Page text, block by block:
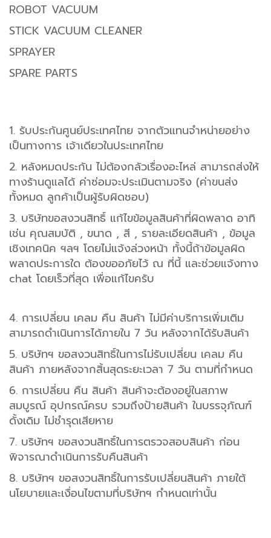
ROBOT VACUUM
STICK VACUUM CLEANER
SPRAYER
SPARE PARTS
1. รับประกันศูนย์ประเทศไทย จากตัวแทนจำหน่ายอย่าง
เป็นทางการ เจ้าเดียวในประเทศไทย
2. หลังหมดประกัน ไม่ต้องกลัวเรื่องอะไหล่ สามารถส่งให้
ทางร้านดูแลได้ ค่าซ่อมจะประเมินตามจริง (ค่าขนส่ง
ทั้งหมด ลูกค้าเป็นผู้รับผิดชอบ)
3. บริษัทขอสงวนสิทธิ์ แก้ไขข้อมูลสินค้าที่ผิดพลาด อาทิ
เช่น คุณสมบัติ , ขนาด , สี , รายละเอียดสินค้า , ข้อมูล
เชิงเทคนิค ฯลฯ โดยไม่แจ้งล่วงหน้า ทั้งนี้ถ้าข้อมูลผิด
พลาดประการใด ต้องขออภัยไว้ ณ ที่นี้ และช่วยแจ้งทาง
chat โดยเร็วที่สุด เพื่อแก้ไขครับ
4. การเปลี่ยน เคลม คืน สินค้า ไม่มีค่าบริการเพิ่มเติม
สามารถดำเนินการได้ภายใน 7 วัน หลังจากได้รับสินค้า
5. บริษัทฯ ขอสงวนสิทธิ์ในการไม่รับเปลี่ยน เคลม คืน
สินค้า ภายหลังจากสิ้นสุดระยะเวลา 7 วัน ตามที่กำหนด
6. การเปลี่ยน คืน สินค้า สินค้าจะต้องอยู่ในสภาพ
สมบูรณ์ อุปกรณ์ครบ รวมถึงป้ายสินค้า ในบรรจุภัณฑ์
ดั้งเดิม ไม่ชำรุดเสียหาย
7. บริษัทฯ ขอสงวนสิทธิ์ในการตรวจสอบสินค้า ก่อน
พิจารณาดำเนินการรับคืนสินค้า
8. บริษัทฯ ขอสงวนสิทธิ์ในการรับเปลี่ยนสินค้า ภายใต้
นโยบายและเงื่อนไขตามที่บริษัทฯ กำหนดเท่านั้น